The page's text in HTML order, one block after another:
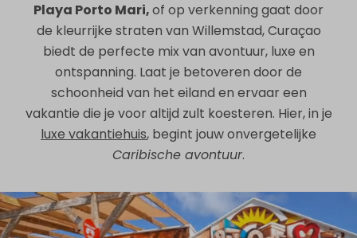
Playa Porto Mari,of op verkenning gaat door
de kleurrijke straten van Willemstad, Curaçao
biedt de perfecte mix van avontuur, luxe en
ontspanning. Laat je betoveren door de
schoonheid van het eiland en ervaar een
vakantie die je voor altijd zult koesteren. Hier, in je
luxe vakantiehuis, begint jouw onvergetelijke
Caribische avontuur.